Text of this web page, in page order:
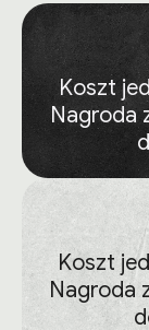
Koszt
Nagroda
Koszt
Nagroda